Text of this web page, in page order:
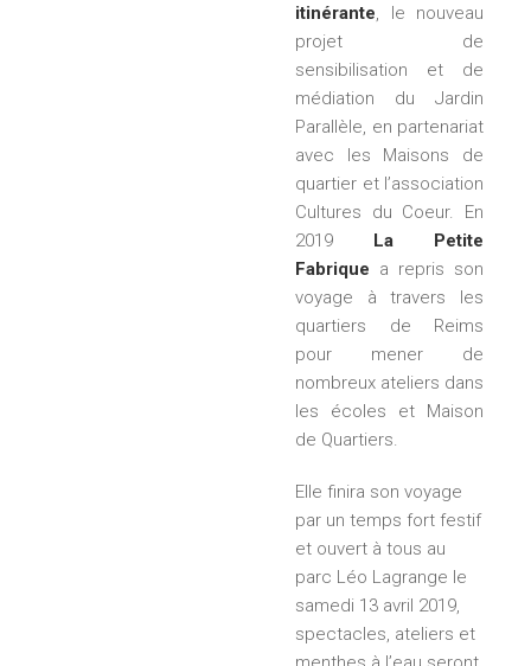
itinérante, le nouveau
projet de
sensibilisation et de
médiation du Jardin
Parallèle, en partenariat
avec les Maisons de
quartier et l’association
Cultures du Coeur. En
2019 La Petite
Fabrique a repris son
voyage à travers les
quartiers de Reims
pour mener de
nombreux ateliers dans
les écoles et Maison
de Quartiers.
Elle finira son voyage
par un temps fort festif
et ouvert à tous au
parc Léo Lagrange le
samedi 13 avril 2019,
spectacles, ateliers et